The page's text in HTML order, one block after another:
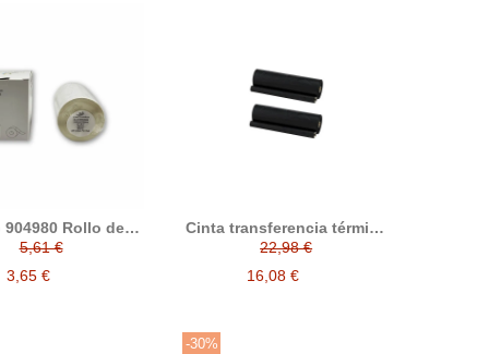
904980 Rollo de
compatibles
mm S0904980
5,61 €
3,65 €
Cinta transferencia térmica
PC102RF
22,98 €
16,08 €
-30%